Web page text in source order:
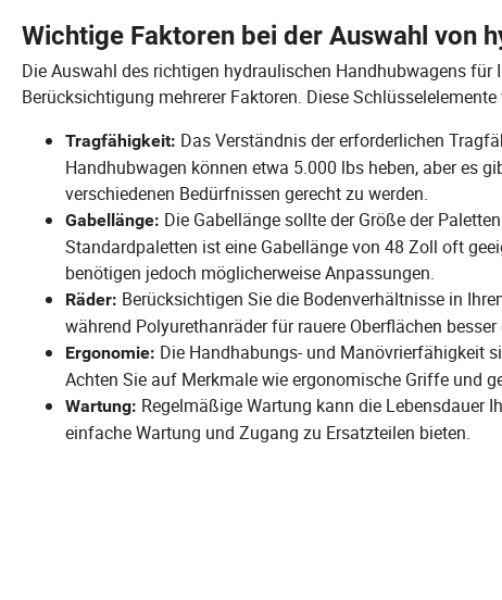
Wichtige Faktoren bei der Auswahl von
Die Auswahl des richtigen hydraulischen Handhubwagens für
Berücksichtigung mehrerer Faktoren. Diese
Tragfähigkeit: Das Verständnis der erforderlichen
Handhubwagen können etwa 5.000 lbs heben, aber es
verschiedenen Bedürfnissen gerecht zu werden.
Gabellänge: Die Gabellänge sollte der Größe der
Standardpaletten ist eine Gabellänge von 48 Zoll oft
benötigen jedoch möglicherweise Anpassungen.
Räder: Berücksichtigen Sie die Bodenverhältnisse in
während Polyurethanräder für rauere Oberflächen
Ergonomie: Die Handhabungs- und Manövrierfähigkeit
Achten Sie auf Merkmale wie ergonomische Griffe und
Wartung: Regelmäßige Wartung kann die Lebensdauer
einfache Wartung und Zugang zu Ersatzteilen bieten.